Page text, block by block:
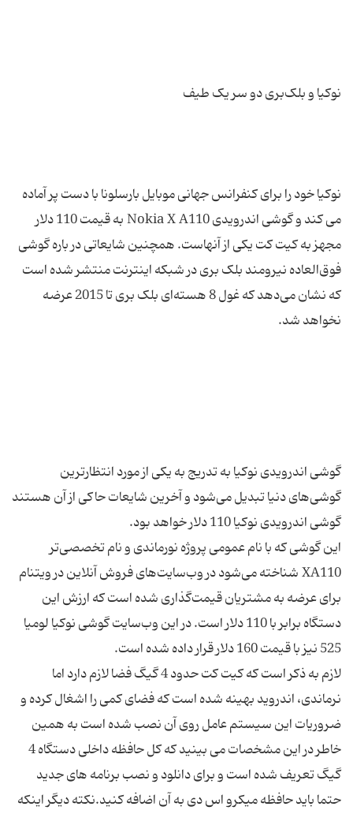
نوکیا خود را برای کنفرانس جهانی موبایل بارسلونا با دست پر آماده
می کند و گوشی اندرویدی Nokia X A110 به قیمت 110 دلار
مجهز به کیت کت یکی از آنهاست. همچنین شایعاتی در باره گوشی
فوق‌العاده نیرومند بلک بری در شبکه اینترنت منتشر شده است
که نشان می‌دهد که غول 8 هسته‌ای بلک بری تا 2015 عرضه
گوشی اندرویدی نوکیا به تدریج به یکی از مورد انتظارترین
گوشی‌های دنیا تبدیل می‌شود و آخرین شایعات حاکی از آن هستند
این گوشی که با نام عمومی پروژه نورماندی و نام تخصصی‌تر
XA110 شناخته می‌شود در وب‌سایت‌های فروش آنلاین در ویتنام
برای عرضه به مشتریان قیمت‌گذاری شده است که ارزش این
دستگاه برابر با 110 دلار است. در این وب‌سایت گوشی نوکیا لومیا
لازم به ذکر است که کیت کت حدود 4 گیگ فضا لازم دارد اما
نرماندی، اندروید بهینه شده است که فضای کمی را اشغال کرده و
ضروریات این سیستم عامل روی آن نصب شده است به همین
خاطر در این مشخصات می بینید که کل حافظه داخلی دستگاه 4
گیگ تعریف شده است و برای دانلود و نصب برنامه های جدید
حتما باید حافظه میکرو اس دی به آن اضافه کنید.نکته دیگر اینکه